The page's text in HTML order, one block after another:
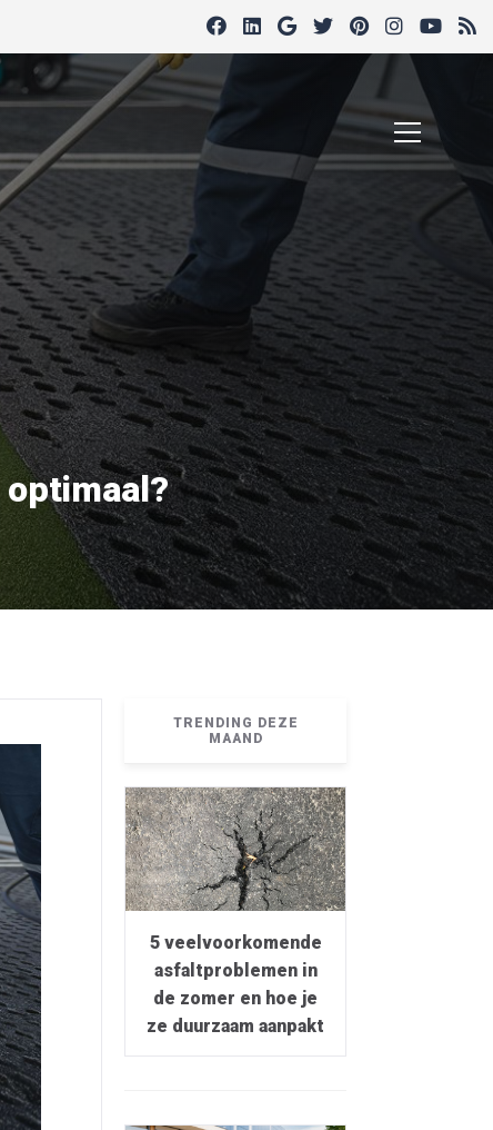
TRENDING DEZE
MAAND
5 veelvoorkomende
asfaltproblemen in
de zomer en hoe je
ze duurzaam aanpakt